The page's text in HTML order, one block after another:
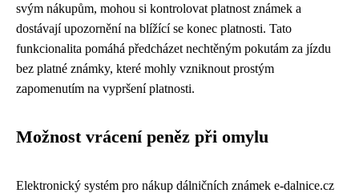
svým nákupům, mohou si kontrolovat platnost známek a
dostávají upozornění na blížící se konec platnosti. Tato
funkcionalita pomáhá předcházet nechtěným pokutám za jízdu
bez platné známky, které mohly vzniknout prostým
zapomenutím na vypršení platnosti.
Možnost vrácení peněz při omylu
Elektronický systém pro nákup dálničních známek e-dalnice.cz